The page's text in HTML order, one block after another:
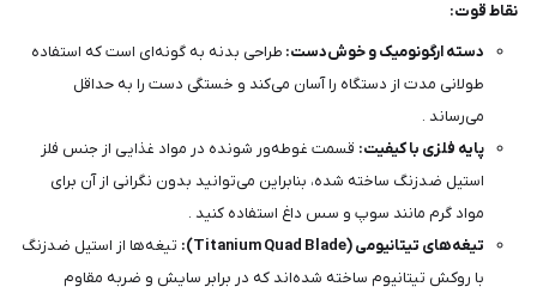
نقاط قوت:
دسته ارگونومیک و خوش‌دست: طراحی بدنه به گونه‌ای است که استفاده
طولانی مدت از دستگاه را آسان می‌کند و خستگی دست را به حداقل
می‌رساند .
پایه فلزی با کیفیت: قسمت غوطه‌ور شونده در مواد غذایی از جنس فلز
استیل ضدزنگ ساخته شده، بنابراین می‌توانید بدون نگرانی از آن برای
مواد گرم مانند سوپ و سس داغ استفاده کنید .
تیغه‌های تیتانیومی (Titanium Quad Blade):
تیغه‌ها از استیل ضدزنگ
با روکش تیتانیوم ساخته شده‌اند که در برابر سایش و ضربه مقاوم